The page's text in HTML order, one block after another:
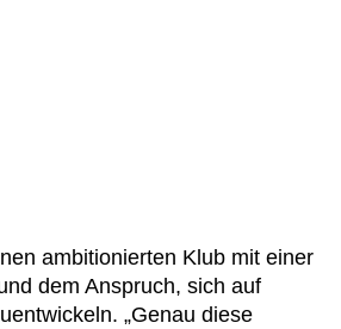
ambitionierten Klub mit einer
dem Anspruch, sich auf
„Genau diese